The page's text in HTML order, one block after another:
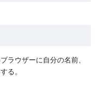
ラウザーに自分の名前、
る。